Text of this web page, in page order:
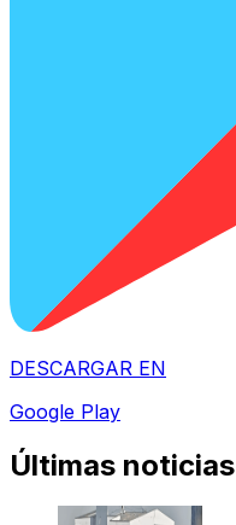
DESCARGAR EN
Google Play
Últimas noticias